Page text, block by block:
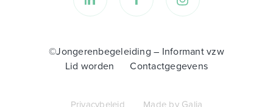
©Jongerenbegeleiding – Informant vzw
Lid worden
Contactgegevens